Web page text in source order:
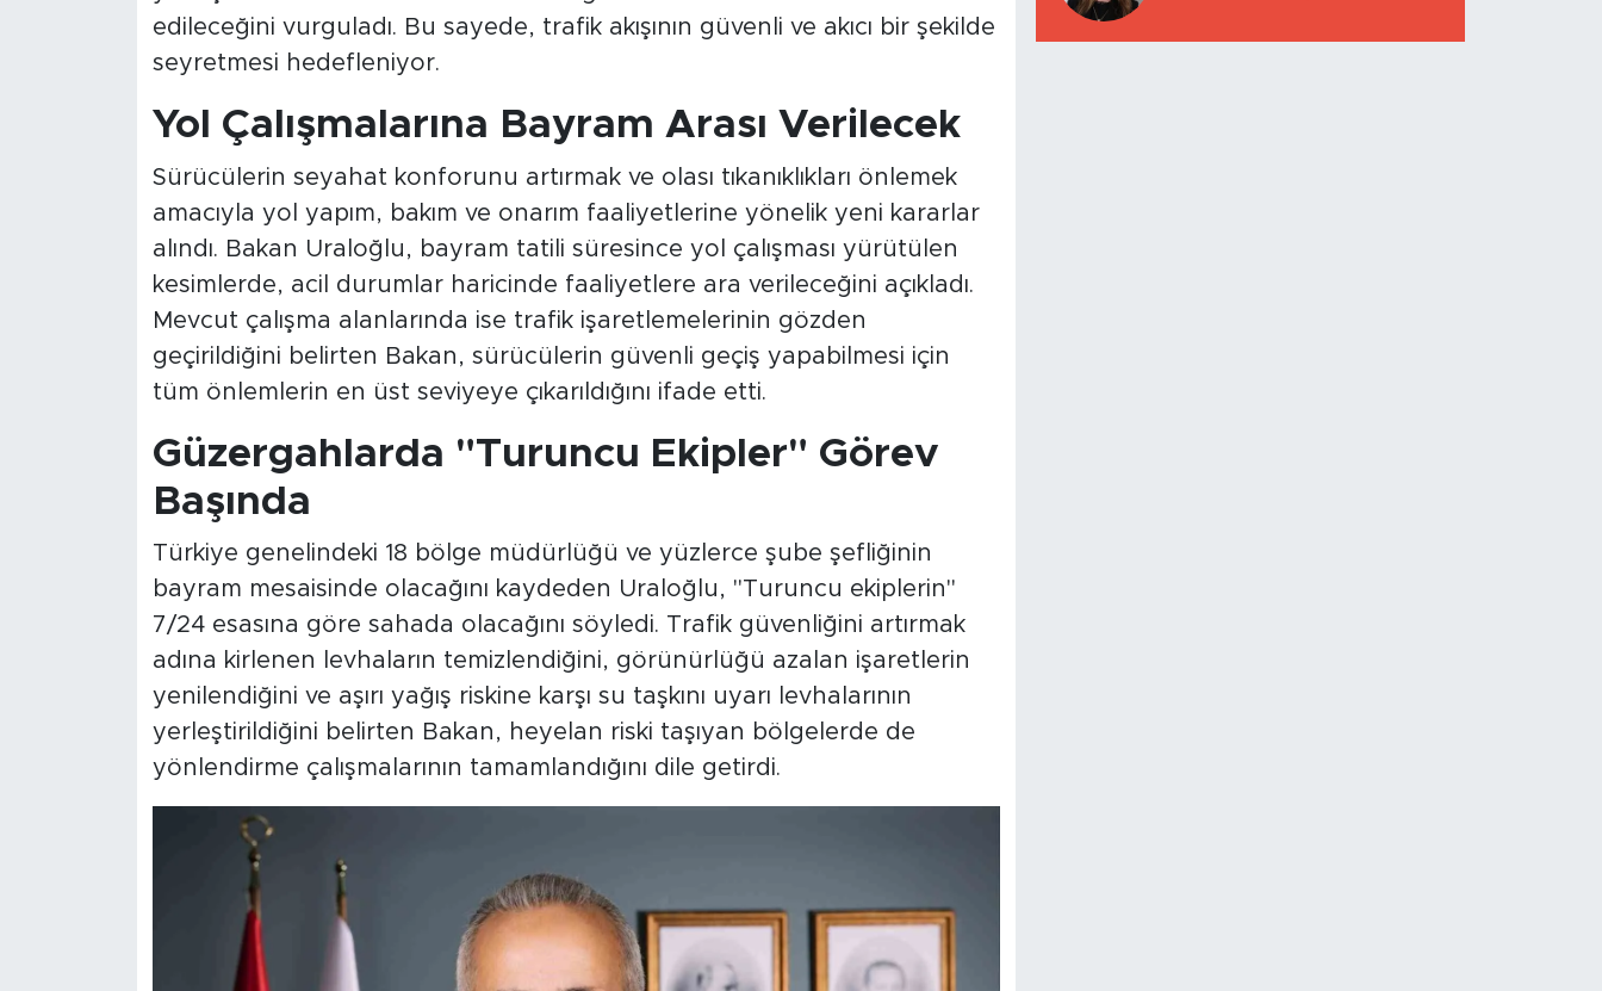
edileceğini vurguladı. Bu sayede, trafik akışının güvenli ve akıcı bir şekilde
seyretmesi hedefleniyor.
Yol Çalışmalarına Bayram Arası Verilecek
Sürücülerin seyahat konforunu artırmak ve olası tıkanıklıkları önlemek
amacıyla yol yapım, bakım ve onarım faaliyetlerine yönelik yeni kararlar
alındı. Bakan Uraloğlu, bayram tatili süresince yol çalışması yürütülen
kesimlerde, acil durumlar haricinde faaliyetlere ara verileceğini açıkladı.
Mevcut çalışma alanlarında ise trafik işaretlemelerinin gözden
geçirildiğini belirten Bakan, sürücülerin güvenli geçiş yapabilmesi için
tüm önlemlerin en üst seviyeye çıkarıldığını ifade etti.
Güzergahlarda "Turuncu Ekipler" Görev
Başında
Türkiye genelindeki 18 bölge müdürlüğü ve yüzlerce şube şefliğinin
bayram mesaisinde olacağını kaydeden Uraloğlu, "Turuncu ekiplerin"
7/24 esasına göre sahada olacağını söyledi. Trafik güvenliğini artırmak
adına kirlenen levhaların temizlendiğini, görünürlüğü azalan işaretlerin
yenilendiğini ve aşırı yağış riskine karşı su taşkını uyarı levhalarının
yerleştirildiğini belirten Bakan, heyelan riski taşıyan bölgelerde de
yönlendirme çalışmalarının tamamlandığını dile getirdi.